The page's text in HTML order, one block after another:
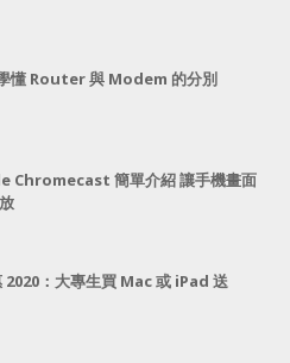
學懂 Router 與 Modem 的分別
Chromecast 簡單介紹 讓手機畫面
：大專生買 Mac 或 iPad 送